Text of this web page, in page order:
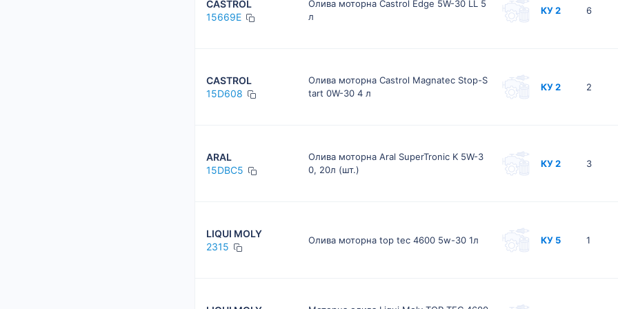
CASTROL
15669E
Олива моторна Castrol Edge 5W-30 LL 5
л
КУ 2 6
CASTROL
15D608
Олива моторна Castrol Magnatec Stop-S
tart 0W-30 4 л
КУ 2 2
ARAL
15DBC5
Олива моторна Aral SuperTronic K 5W-3
0, 20л (шт.)
КУ 2 3
LIQUI MOLY
2315
Олива моторна top tec 4600 5w-30 1л КУ 5 1